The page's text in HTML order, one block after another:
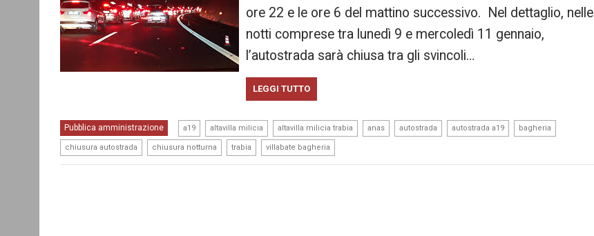
ore 22 e le ore 6 del mattino successivo. Nel dettaglio, nelle
notti comprese tra lunedì 9 e mercoledì 11 gennaio,
l’autostrada sarà chiusa tra gli svincoli…
LEGGI TUTTO
Pubblica amministrazione a19 altavilla milicia altavilla milicia trabia anas autostrada autostrada a19 bagheria
chiusura autostrada chiusura notturna trabia villabate bagheria